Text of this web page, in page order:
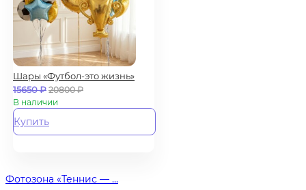
Шары «Футбол-это жизнь»
15650₽ 20800₽
В наличии
Купить
Фотозона «Теннис — ...